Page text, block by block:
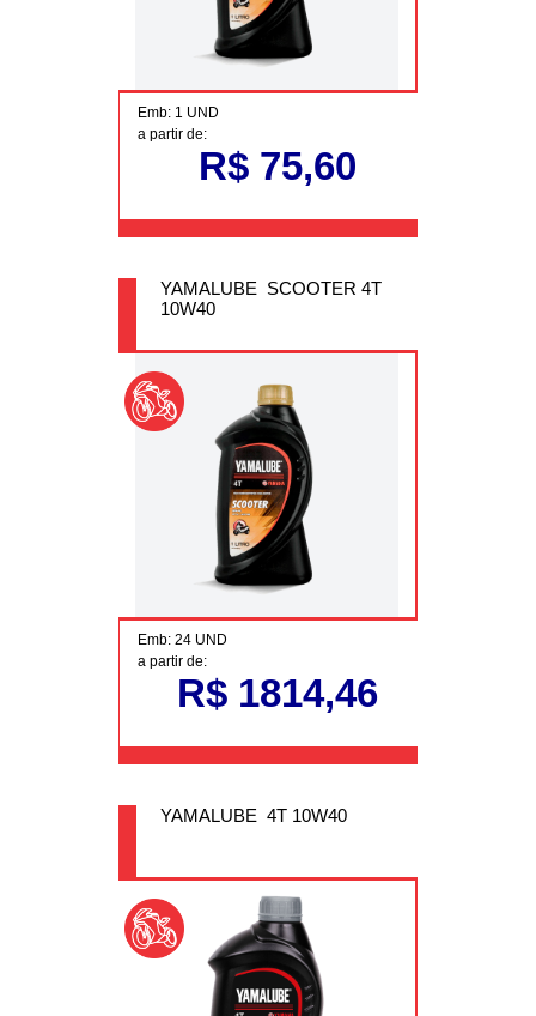
Emb: 1 UND
a partir de:
R$ 75,60
YAMALUBE SCOOTER 4T
10W40
Emb: 24 UND
a partir de:
R$ 1814,46
YAMALUBE 4T 10W40